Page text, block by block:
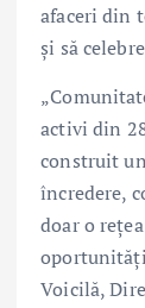
afaceri din
și să
activi din
construit
încredere,
doar o
Voicilă,